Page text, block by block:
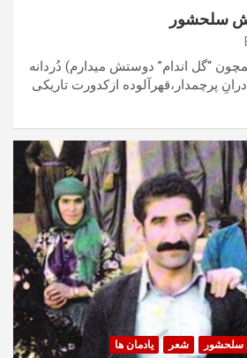
سلحشور
“گل اندام” دوستش میدارم) دُردانه
پرچمدار،قهرآلوده ازکدورت تاریکی
سلحشور شعر یادمان ها